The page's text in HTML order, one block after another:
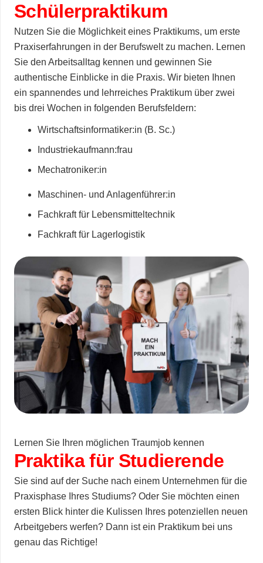
Schülerpraktikum
Nutzen Sie die Möglichkeit eines Praktikums, um erste
Praxiserfahrungen in der Berufswelt zu machen. Lernen
Sie den Arbeitsalltag kennen und gewinnen Sie
authentische Einblicke in die Praxis. Wir bieten Ihnen
ein spannendes und lehrreiches Praktikum über zwei
bis drei Wochen in folgenden Berufsfeldern:
Wirtschaftsinformatiker:in (B. Sc.)
Industriekaufmann:frau
Mechatroniker:in
Maschinen- und Anlagenführer:in
Fachkraft für Lebensmitteltechnik
Fachkraft für Lagerlogistik
Lernen Sie Ihren möglichen Traumjob kennen
Praktika für Studierende
Sie sind auf der Suche nach einem Unternehmen für die
Praxisphase Ihres Studiums? Oder Sie möchten einen
ersten Blick hinter die Kulissen Ihres potenziellen neuen
Arbeitgebers werfen? Dann ist ein Praktikum bei uns
genau das Richtige!